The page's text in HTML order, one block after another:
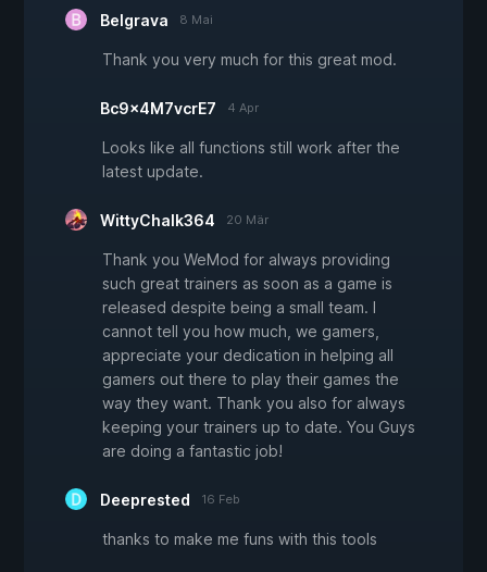
Belgrava 8 Mai
Thank you very much for this great mod.
Bc9x4M7vcrE7 4 Apr
Looks like all functions still work after the
latest update.
WittyChalk364 20 Mär
Thank you WeMod for always providing
such great trainers as soon as a game is
released despite being a small team. I
cannot tell you how much, we gamers,
appreciate your dedication in helping all
gamers out there to play their games the
way they want. Thank you also for always
keeping your trainers up to date. You Guys
are doing a fantastic job!
Deeprested 16 Feb
thanks to make me funs with this tools